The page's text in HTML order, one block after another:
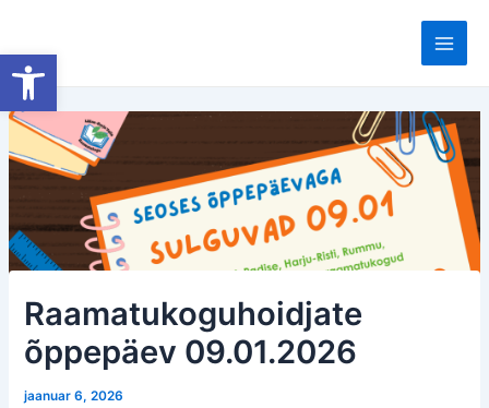
Open toolbar
content
Main
Raamatukoguhoidjate
õppepäev 09.01.2026
jaanuar 6, 2026